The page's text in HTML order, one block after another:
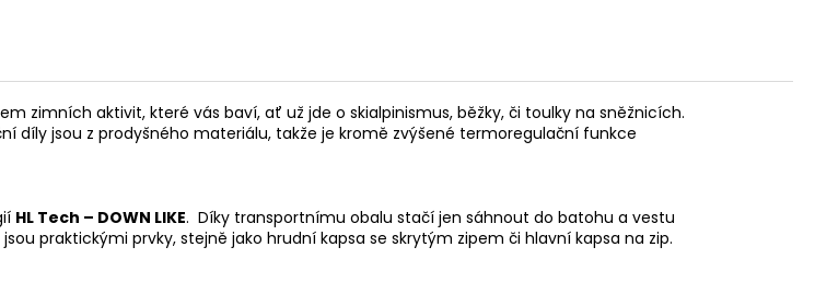
zimních aktivit, které vás baví, ať už jde o skialpinismus, běžky, či toulky na sněžnicích.
díly jsou z prodyšného materiálu, takže je kromě zvýšené termoregulační funkce
HL Tech – DOWN LIKE. Díky transportnímu obalu stačí jen sáhnout do batohu a vestu
praktickými prvky, stejně jako hrudní kapsa se skrytým zipem či hlavní kapsa na zip.